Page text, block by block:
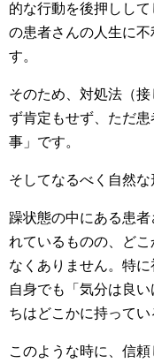
的な行動を後押しし
の患者さんの人生に
す。
そのため、対処法（
ず肯定もせず、ただ
事」です。
そしてなるべく自然な
躁状態の中にある患
れているものの、ど
なくありません。特
自身でも「気分は良
ちはどこかに持ってい
このような時に、信